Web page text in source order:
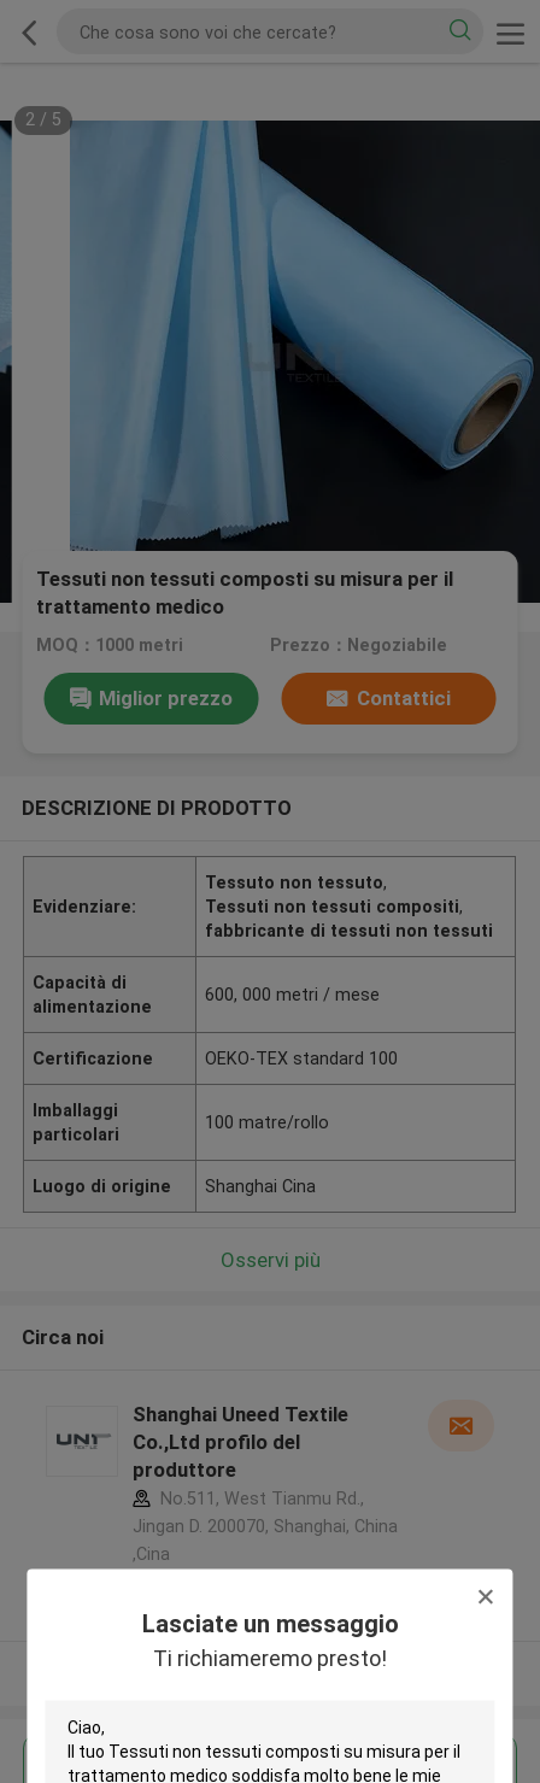
Lasciate un messaggio
Ti richiameremo presto!
2/ 5
Tessuti non tessuti composti su misura per il
trattamento medico
MOQ：1000 metri Prezzo：Negoziabile
Miglior prezzo Contattici
DESCRIZIONE DI PRODOTTO
Evidenziare:
Tessuto non tessuto,
Tessuti non tessuti compositi,
fabbricante di tessuti non tessuti
Capacità di
alimentazione
600, 000 metri / mese
Certificazione OEKO-TEX standard 100
Imballaggi
particolari
100 matre/rollo
Luogo di origine Shanghai Cina
Osservi più
Circa noi
Shanghai Uneed Textile
Co.,Ltd profilo del
produttore
No.511, West Tianmu Rd.,
Jingan D. 200070, Shanghai, China
,Cina
Fornitore verificato
Osservi più
Ottieni il miglior prezzo per